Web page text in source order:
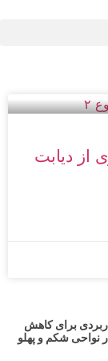
از دیابت
برای کاهش
نواحی شکم و پهلو